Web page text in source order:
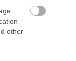
other